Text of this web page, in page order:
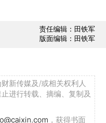
责任编辑：田铁军
版面编辑：田铁军
新传媒及/或相关权利人
进行转载、摘编、复制及
，获得书面